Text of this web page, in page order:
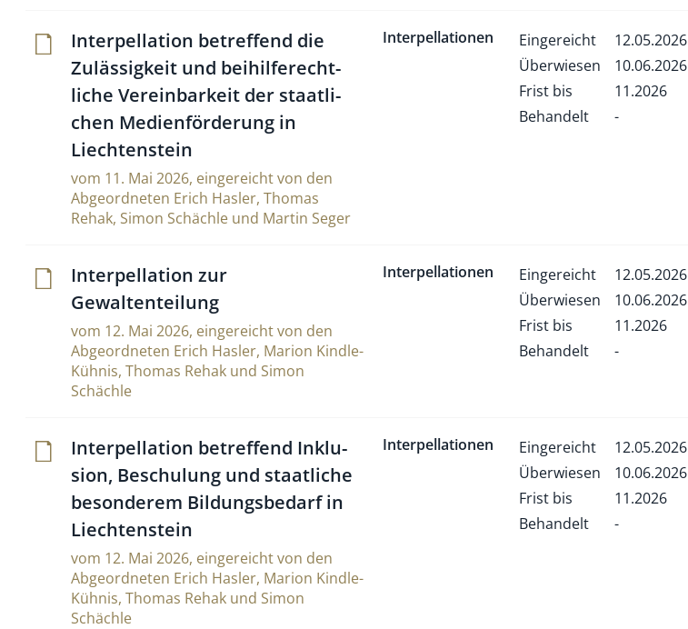
Inter­pel­la­tion betref­fend die
Zuläs­sig­keit und bei­hil­fe­recht­
liche Ver­ein­bar­keit der staat­li­
chen Medi­en­för­de­rung in
Liechtenstein
vom 11. Mai 2026, eingereicht von den
Abgeordneten Erich Hasler, Thomas
Rehak, Simon Schächle und Martin Seger
Interpellationen Eingereicht
12.05.2026
Überwiesen
10.06.2026
Frist bis
11.2026
Behandelt
-
Inter­pel­la­tion zur
Gewaltenteilung
vom 12. Mai 2026, eingereicht von den
Abgeordneten Erich Hasler, Marion Kindle-
Kühnis, Thomas Rehak und Simon
Schächle
Interpellationen Eingereicht
12.05.2026
Überwiesen
10.06.2026
Frist bis
11.2026
Behandelt
-
Inter­pel­la­tion betref­fend Inklu­
sion, Beschu­lung und staat­liche
beson­derem Bil­dungs­be­darf in
Liechtenstein
vom 12. Mai 2026, eingereicht von den
Abgeordneten Erich Hasler, Marion Kindle-
Kühnis, Thomas Rehak und Simon
Schächle
Interpellationen Eingereicht
12.05.2026
Überwiesen
10.06.2026
Frist bis
11.2026
Behandelt
-